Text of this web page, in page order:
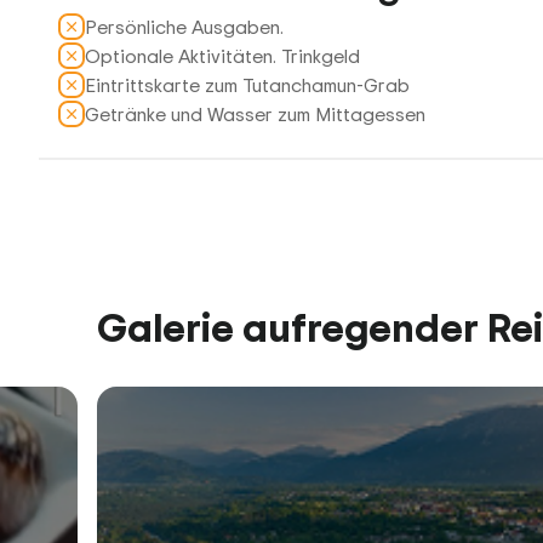
Persönliche Ausgaben.
Optionale Aktivitäten. Trinkgeld
Eintrittskarte zum Tutanchamun-Grab
Getränke und Wasser zum Mittagessen
Galerie aufregender